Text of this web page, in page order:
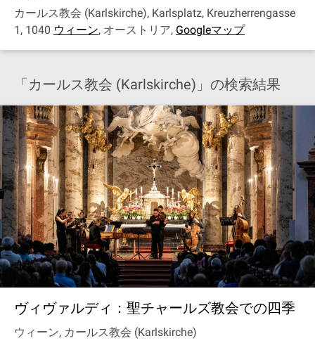
カールス教会 (Karlskirche), Karlsplatz, Kreuzherrengasse
1, 1040 ウィーン, オーストリア, Googleマップ
「カールス教会 (Karlskirche)」の検索結果
ヴィヴァルディ：聖チャールズ教会での四季
ウィーン, カールス教会 (Karlskirche)